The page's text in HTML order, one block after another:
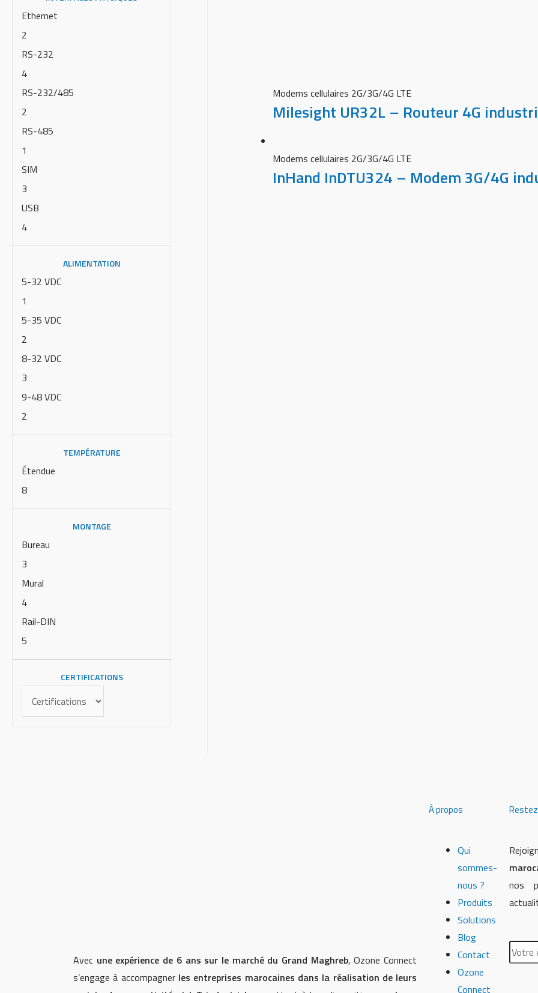
Ethernet
2
RS-232
4
RS-232/485
2
RS-485
1
SIM
3
USB
4
ALIMENTATION
5-32 VDC
1
5-35 VDC
2
8-32 VDC
3
9-48 VDC
2
TEMPÉRATURE
Étendue
8
MONTAGE
Bureau
3
Mural
4
Rail-DIN
5
CERTIFICATIONS
Modems cellulaires 2G/3G/4G LTE
Milesight UR32L – Routeur 4G
Modems cellulaires 2G/3G/4G LTE
InHand InDTU324 – Modem 3G/4G
Avec une expérience de 6 ans sur le marché du Grand Maghreb, Ozone Connect
s’engage à accompagner les entreprises marocaines dans la réalisation de leurs
À propos
Qui
sommes-
nous ?
Produits
Solutions
Blog
Contact
Ozone
Connect
nos